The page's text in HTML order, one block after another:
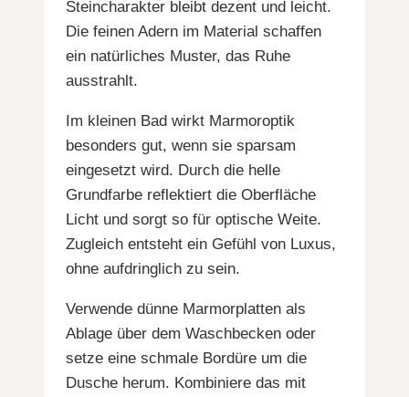
Steincharakter bleibt dezent und leicht.
Die feinen Adern im Material schaffen
ein natürliches Muster, das Ruhe
ausstrahlt.
Im kleinen Bad wirkt Marmoroptik
besonders gut, wenn sie sparsam
eingesetzt wird. Durch die helle
Grundfarbe reflektiert die Oberfläche
Licht und sorgt so für optische Weite.
Zugleich entsteht ein Gefühl von Luxus,
ohne aufdringlich zu sein.
Verwende dünne Marmorplatten als
Ablage über dem Waschbecken oder
setze eine schmale Bordüre um die
Dusche herum. Kombiniere das mit